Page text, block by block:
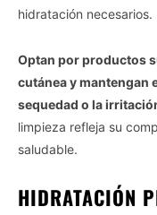
hidratación necesarios.
Optan por productos
cutánea y mantengan
sequedad o la
limpieza refleja su
saludable.
HIDRATACIÓN